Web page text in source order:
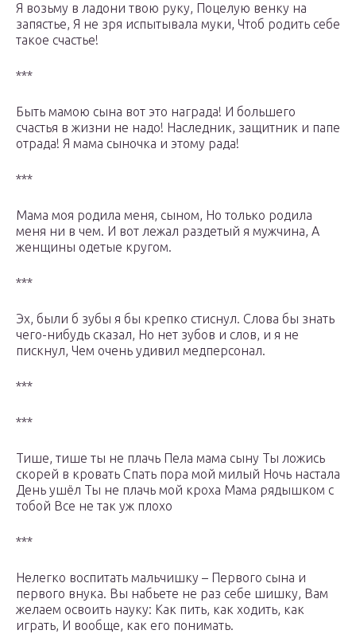
Я возьму в ладони твою руку, Поцелую венку на
запястье, Я не зря испытывала муки, Чтоб родить себе
такое счастье!
***
Быть мамою сына вот это награда! И большего
счастья в жизни не надо! Наследник, защитник и папе
отрада! Я мама сыночка и этому рада!
***
Мама моя родила меня, сыном, Но только родила
меня ни в чем. И вот лежал раздетый я мужчина, А
женщины одетые кругом.
***
Эх, были б зубы я бы крепко стиснул. Слова бы знать
чего-нибудь сказал, Но нет зубов и слов, и я не
пискнул, Чем очень удивил медперсонал.
***
***
Тише, тише ты не плачь Пела мама сыну Ты ложись
скорей в кровать Спать пора мой милый Ночь настала
День ушёл Ты не плачь мой кроха Мама рядышком с
тобой Все не так уж плохо
***
Нелегко воспитать мальчишку – Первого сына и
первого внука. Вы набьете не раз себе шишку, Вам
желаем освоить науку: Как пить, как ходить, как
играть, И вообще, как его понимать.